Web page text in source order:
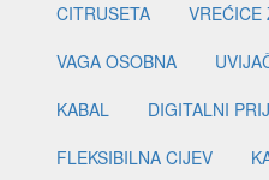
CITRUSETA
VREĆICE
VAGA OSOBNA
KABAL
DIGITALNI
FLEKSIBILNA CIJEV